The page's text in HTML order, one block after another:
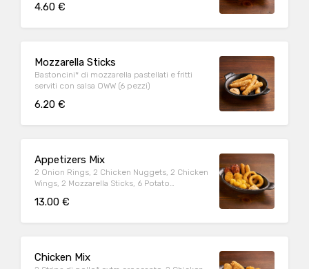
4.60 €
Mozzarella Sticks
Bastoncini* di mozzarella pastellati e fritti
serviti con salsa OWW (6 pezzi)
6.20 €
Appetizers Mix
2 Onion Rings, 2 Chicken Nuggets, 2 Chicken
Wings, 2 Mozzarella Sticks, 6 Potato
13.00 €
Chicken Mix